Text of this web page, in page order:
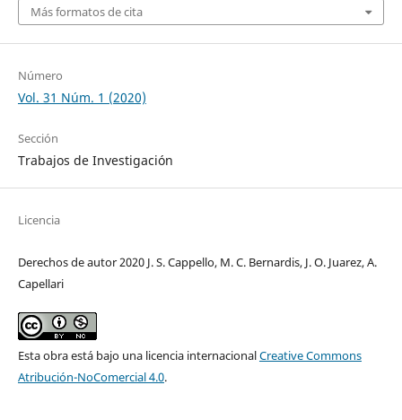
Más formatos de cita
Número
Vol. 31 Núm. 1 (2020)
Sección
Trabajos de Investigación
Licencia
Derechos de autor 2020 J. S. Cappello, M. C. Bernardis, J. O. Juarez, A.
Capellari
Esta obra está bajo una licencia internacionalCreative Commons
Atribución-NoComercial 4.0.